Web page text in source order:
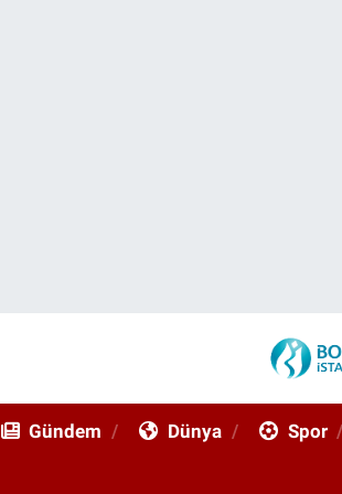
Gündem Dünya Spor